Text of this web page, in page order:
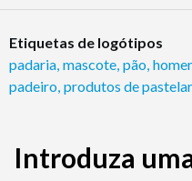
Etiquetas de logótipos
padaria mascote pão
padeiro produtos de
Introduza